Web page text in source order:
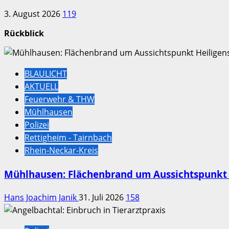
3. August 2026 119
Rückblick
BLAULICHT
AKTUELL
Feuerwehr & THW
Mühlhausen
Polizei
Rettigheim - Tairnbach
Rhein-Neckar-Kreis
Mühlhausen: Flächenbrand um
Hans Joachim Janik31. Juli 2026 158